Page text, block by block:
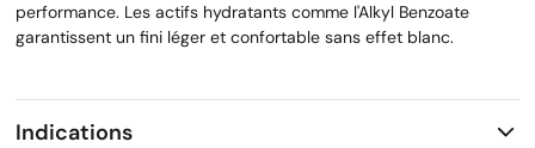
performance. Les actifs hydratants comme l'Alkyl Benzoate
garantissent un fini léger et confortable sans effet blanc.
Indications